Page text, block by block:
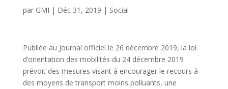
par GMI | Déc 31, 2019 | Social
Publiée au Journal officiel le 26 décembre 2019, la loi
d’orientation des mobilités du 24 décembre 2019
prévoit des mesures visant à encourager le recours à
des moyens de transport moins polluants, une